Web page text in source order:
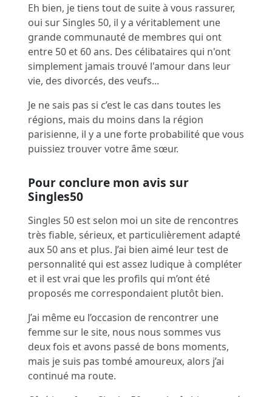
Eh bien, je tiens tout de suite à vous rassurer,
oui sur Singles 50, il y a véritablement une
grande communauté de membres qui ont
entre 50 et 60 ans. Des célibataires qui n'ont
simplement jamais trouvé l'amour dans leur
vie, des divorcés, des veufs...
Je ne sais pas si c’est le cas dans toutes les
régions, mais du moins dans la région
parisienne, il y a une forte probabilité que vous
puissiez trouver votre âme sœur.
Pour conclure mon avis sur
Singles50
Singles 50 est selon moi un site de rencontres
très fiable, sérieux, et particulièrement adapté
aux 50 ans et plus. J’ai bien aimé leur test de
personnalité qui est assez ludique à compléter
et il est vrai que les profils qui m’ont été
proposés me correspondaient plutôt bien.
J’ai même eu l’occasion de rencontrer une
femme sur le site, nous nous sommes vus
deux fois et avons passé de bons moments,
mais je suis pas tombé amoureux, alors j’ai
continué ma route.